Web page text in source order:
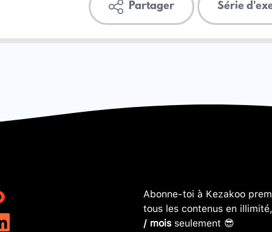
Partager Série
Abonne-toi à Kezakoo
tous les contenus en
/ moisseulement 😎